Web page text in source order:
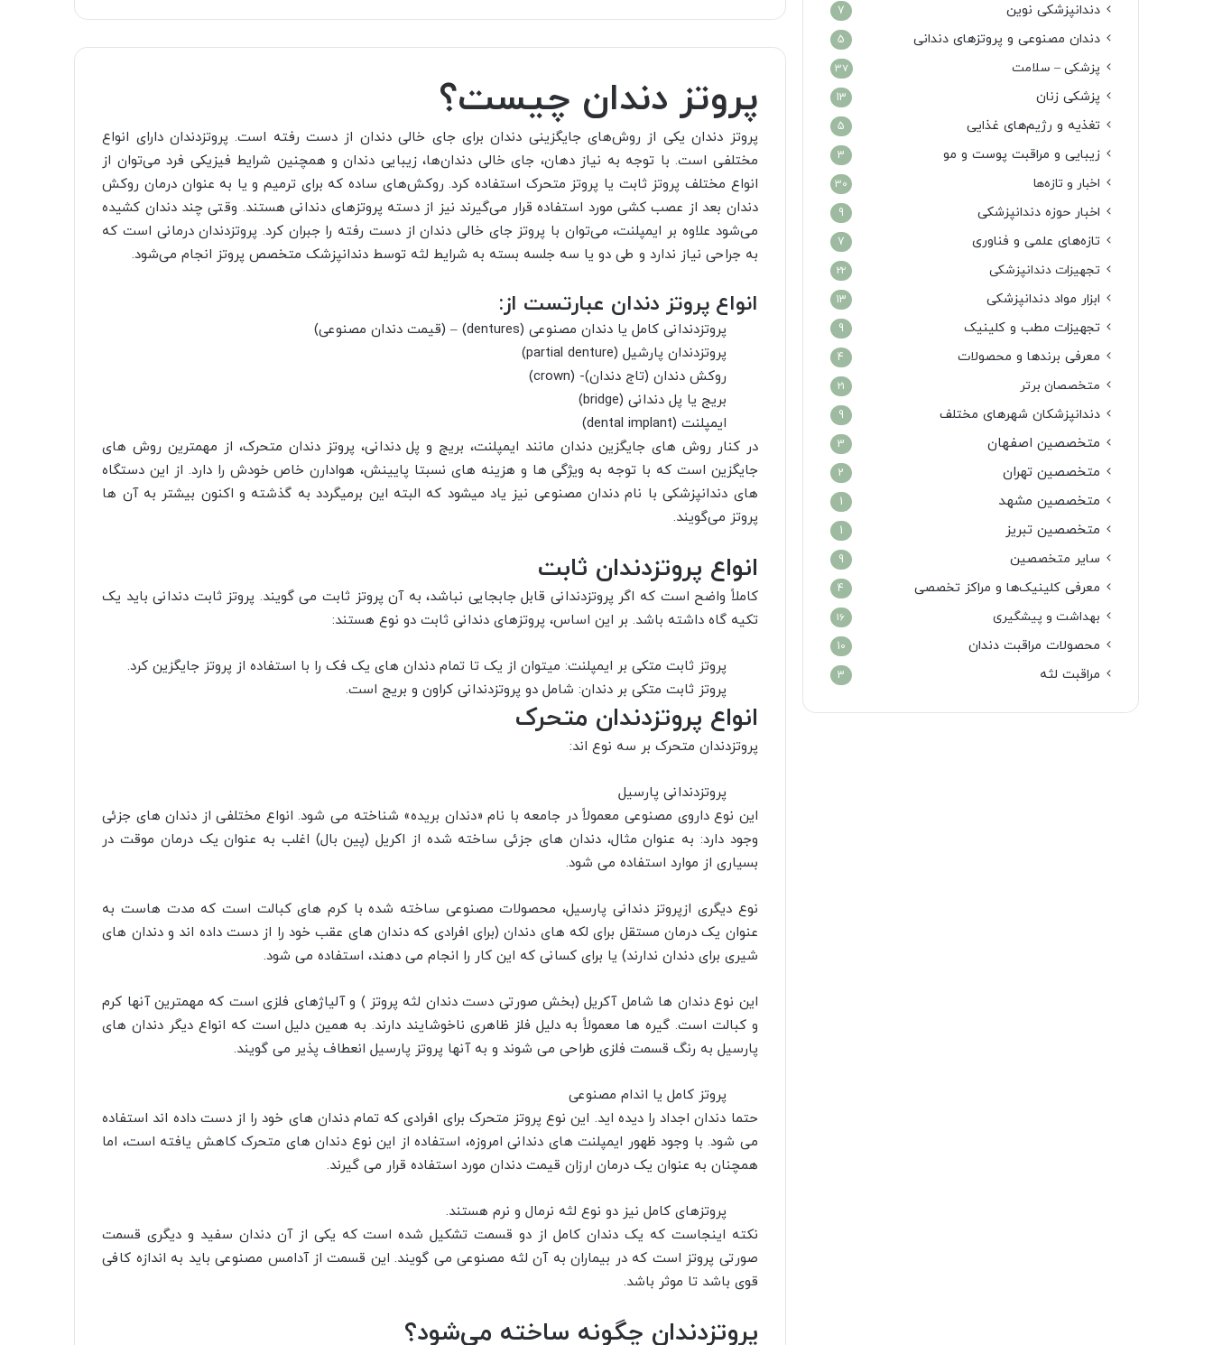
پروتز دندان چیست؟
پروتز دندان یکی از روش‌های جایگزینی دندان برای جای خالی دندان از دست رفته است. پروتزدندان دارای انواع
مختلفی است. با توجه به نیاز دهان، جای خالی دندان‌ها، زیبایی دندان و همچنین شرایط فیزیکی فرد می‌توان از
انواع مختلف پروتز ثابت یا پروتز متحرک استفاده کرد. روکش‌های ساده که برای ترمیم و یا به عنوان درمان روکش
دندان بعد از عصب کشی مورد استفاده قرار می‌گیرند نیز از دسته پروتز‌های دندانی هستند. وقتی چند دندان کشیده
می‌شود علاوه بر ایمپلنت، می‌توان با پروتز جای خالی دندان از دست رفته را جبران کرد. پروتزدندان درمانی است که
به جراحی نیاز ندارد و طی دو یا سه جلسه بسته به شرایط لثه توسط دندانپزشک متخصص پروتز انجام می‌شود.
انواع پروتز دندان عبارتست از:
پروتز‌دندانی کامل یا دندان مصنوعی (dentures) – (قیمت دندان مصنوعی)
پروتزدندان پارشیل (partial denture)
روکش دندان (تاج دندان)- (crown)
بریج یا پل دندانی (bridge)
ایمپلنت (dental implant)
در کنار روش های جایگزین دندان مانند ایمپلنت، بریج و پل دندانی، پروتز دندان متحرک، از مهمترین روش های
جایگزین است که با توجه به ویژگی ها و هزینه های نسبتا پایینش، هوادارن خاص خودش را دارد. از این دستگاه
های دندانپزشکی با نام دندان مصنوعی نیز یاد میشود که البته این برمیگردد به گذشته و اکنون بیشتر به آن ها
پروتز می‌گویند.
انواع پروتزدندان ثابت
کاملاً واضح است که اگر پروتز‌دندانی قابل جابجایی نباشد، به آن پروتز ثابت می گویند. پروتز ثابت دندانی باید یک
تکیه گاه داشته باشد. بر این اساس، پروتزهای دندانی ثابت دو نوع هستند:
پروتز ثابت متکی بر ایمپلنت: میتوان از یک تا تمام دندان های یک فک را با استفاده از پروتز جایگزین کرد.
پروتز ثابت متکی بر دندان: شامل دو پروتزدندانی کراون و بریج است.
انواع پروتزدندان متحرک
پروتزدندان متحرک بر سه نوع اند:
پروتزدندانی پارسیل
این نوع داروی مصنوعی معمولاً در جامعه با نام «دندان بریده» شناخته می شود. انواع مختلفی از دندان های جزئی
وجود دارد: به عنوان مثال، دندان های جزئی ساخته شده از اکریل (پین بال) اغلب به عنوان یک درمان موقت در
بسیاری از موارد استفاده می شود.
نوع دیگری ازپروتز دندانی پارسیل، محصولات مصنوعی ساخته شده با کرم های کبالت است که مدت هاست به
عنوان یک درمان مستقل برای لکه های دندان (برای افرادی که دندان های عقب خود را از دست داده اند و دندان های
شیری برای دندان ندارند) یا برای کسانی که این کار را انجام می دهند، استفاده می شود.
این نوع دندان ها شامل آکریل (بخش صورتی دست دندان لثه پروتز ) و آلیاژهای فلزی است که مهمترین آنها کرم
و کبالت است. گیره ها معمولاً به دلیل فلز ظاهری ناخوشایند دارند. به همین دلیل است که انواع دیگر دندان های
پارسیل به رنگ قسمت فلزی طراحی می شوند و به آنها پروتز پارسیل انعطاف پذیر می گویند.
پروتز کامل یا اندام مصنوعی
حتما دندان اجداد را دیده اید. این نوع پروتز متحرک برای افرادی که تمام دندان های خود را از دست داده اند استفاده
می شود. با وجود ظهور ایمپلنت های دندانی امروزه، استفاده از این نوع دندان های متحرک کاهش یافته است، اما
همچنان به عنوان یک درمان ارزان قیمت دندان مورد استفاده قرار می گیرند.
پروتزهای کامل نیز دو نوع لثه نرمال و نرم هستند.
نکته اینجاست که یک دندان کامل از دو قسمت تشکیل شده است که یکی از آن دندان سفید و دیگری قسمت
صورتی پروتز است که در بیماران به آن لثه مصنوعی می گویند. این قسمت از آدامس مصنوعی باید به اندازه کافی
قوی باشد تا موثر باشد.
پروتزدندان چگونه ساخته می‌شود؟
دندانپزشکی نوین 7
دندان مصنوعی و پروتزهای دندانی 5
پزشکی – سلامت 37
پزشکی زنان 13
تغذیه و رژیم‌های غذایی 5
زیبایی و مراقبت پوست و مو 3
اخبار و تازه‌ها 30
اخبار حوزه دندانپزشکی 9
تازه‌های علمی و فناوری 7
تجهیزات دندانپزشکی 22
ابزار مواد دندانپزشکی 13
تجهیزات مطب و کلینیک 9
معرفی برندها و محصولات 4
متخصصان برتر 21
دندانپزشکان شهرهای مختلف 9
متخصصین اصفهان 3
متخصصین تهران 2
متخصصین مشهد 1
متخصصین تبریز 1
سایر متخصصین 9
معرفی کلینیک‌ها و مراکز تخصصی 4
بهداشت و پیشگیری 16
محصولات مراقبت دندان 10
مراقبت لثه 3